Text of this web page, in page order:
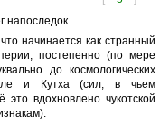
напоследок.
начинается как странный
постепенно (по мере
до космологических
и Кутха (сил, в чьем
вдохновлено чукотской